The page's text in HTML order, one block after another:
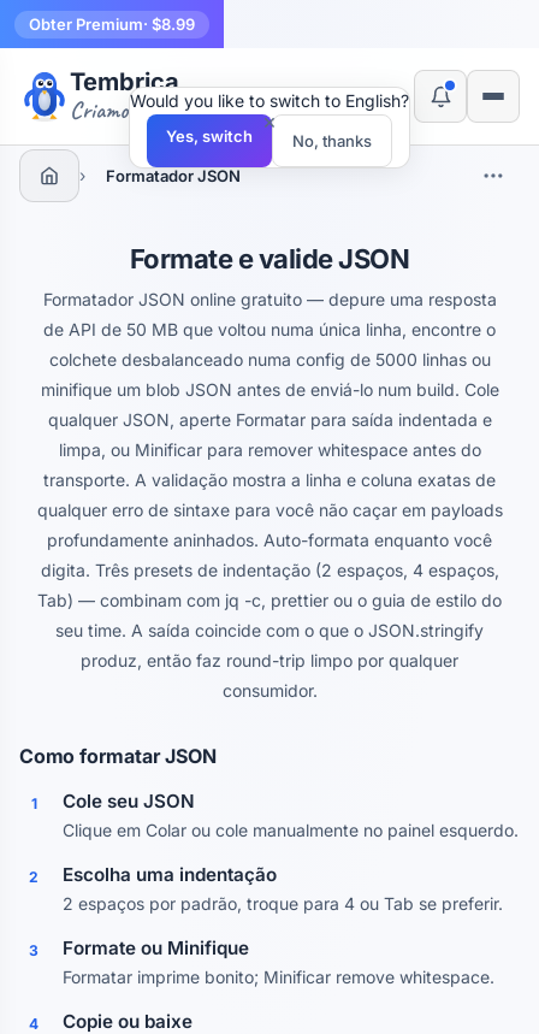
Obter Premium· $8.99
Tembrica
Criamos ferramentas
› Formatador JSON
Formate e valide JSON
Formatador JSON online gratuito — depure uma resposta
de API de 50 MB que voltou numa única linha, encontre o
colchete desbalanceado numa config de 5000 linhas ou
minifique um blob JSON antes de enviá-lo num build. Cole
qualquer JSON, aperte Formatar para saída indentada e
limpa, ou Minificar para remover whitespace antes do
transporte. A validação mostra a linha e coluna exatas de
qualquer erro de sintaxe para você não caçar em payloads
profundamente aninhados. Auto-formata enquanto você
digita. Três presets de indentação (2 espaços, 4 espaços,
Tab) — combinam com jq -c, prettier ou o guia de estilo do
seu time. A saída coincide com o que o JSON.stringify
produz, então faz round-trip limpo por qualquer
consumidor.
Como formatar JSON
1 Cole seu JSON
Clique em Colar ou cole manualmente no painel esquerdo.
2 Escolha uma indentação
2 espaços por padrão, troque para 4 ou Tab se preferir.
3 Formate ou Minifique
Formatar imprime bonito; Minificar remove whitespace.
4 Copie ou baixe
×
Would you like to switch to English?
Yes, switch No, thanks